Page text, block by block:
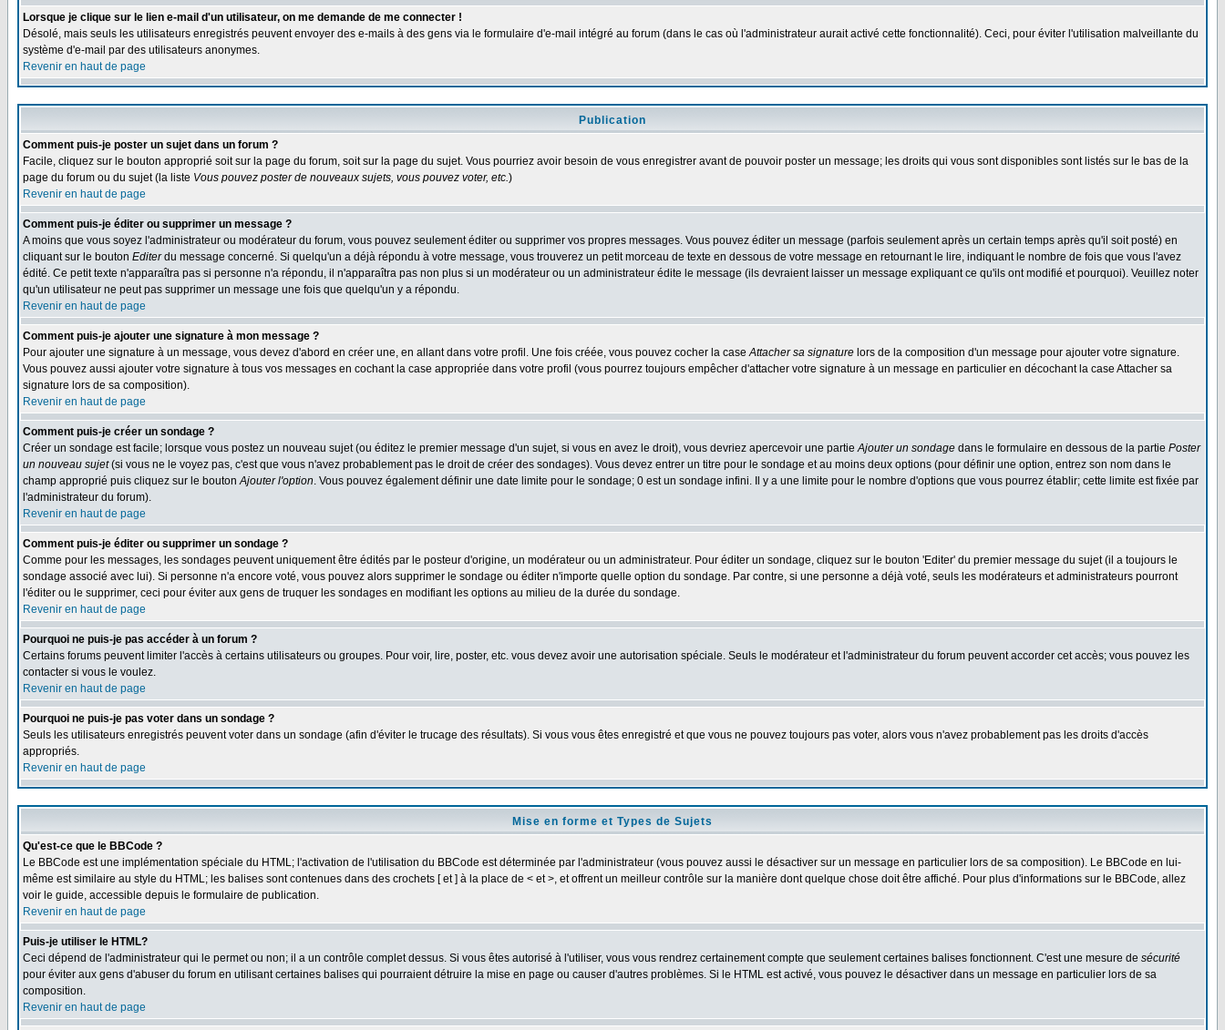
Lorsque je clique sur le lien e-mail d'un utilisateur, on me demande de me connecter !
Désolé, mais seuls les utilisateurs enregistrés peuvent envoyer des e-mails à des gens via le formulaire d'e-mail intégré au forum (dans le cas où l'administrateur aurait activé cette fonctionnalité). Ceci, pour éviter l'utilisation malveillante du
système d'e-mail par des utilisateurs anonymes.
Revenir en haut de page
Publication
Comment puis-je poster un sujet dans un forum ?
Facile, cliquez sur le bouton approprié soit sur la page du forum, soit sur la page du sujet. Vous pourriez avoir besoin de vous enregistrer avant de pouvoir poster un message; les droits qui vous sont disponibles sont listés sur le bas de la
page du forum ou du sujet (la liste Vous pouvez poster de nouveaux sujets, vous pouvez voter, etc.)
Revenir en haut de page
Comment puis-je éditer ou supprimer un message ?
A moins que vous soyez l'administrateur ou modérateur du forum, vous pouvez seulement éditer ou supprimer vos propres messages. Vous pouvez éditer un message (parfois seulement après un certain temps après qu'il soit posté) en
cliquant sur le bouton Editerdu message concerné. Si quelqu'un a déjà répondu à votre message, vous trouverez un petit morceau de texte en dessous de votre message en retournant le lire, indiquant le nombre de fois que vous l'avez
édité. Ce petit texte n'apparaîtra pas si personne n'a répondu, il n'apparaîtra pas non plus si un modérateur ou un administrateur édite le message (ils devraient laisser un message expliquant ce qu'ils ont modifié et pourquoi). Veuillez noter
qu'un utilisateur ne peut pas supprimer un message une fois que quelqu'un y a répondu.
Revenir en haut de page
Comment puis-je ajouter une signature à mon message ?
Pour ajouter une signature à un message, vous devez d'abord en créer une, en allant dans votre profil. Une fois créée, vous pouvez cocher la caseAttacher sa signature lors de la composition d'un message pour ajouter votre signature.
Vous pouvez aussi ajouter votre signature à tous vos messages en cochant la case appropriée dans votre profil (vous pourrez toujours empêcher d'attacher votre signature à un message en particulier en décochant la case Attacher sa
signature lors de sa composition).
Revenir en haut de page
Comment puis-je créer un sondage ?
Créer un sondage est facile; lorsque vous postez un nouveau sujet (ou éditez le premier message d'un sujet, si vous en avez le droit), vous devriez apercevoir une partieAjouter un sondage dans le formulaire en dessous de la partie Poster
un nouveau sujet(si vous ne le voyez pas, c'est que vous n'avez probablement pas le droit de créer des sondages). Vous devez entrer un titre pour le sondage et au moins deux options (pour définir une option, entrez son nom dans le
champ approprié puis cliquez sur le boutonAjouter l'option. Vous pouvez également définir une date limite pour le sondage; 0 est un sondage infini. Il y a une limite pour le nombre d'options que vous pourrez établir; cette limite est fixée par
l'administrateur du forum).
Revenir en haut de page
Comment puis-je éditer ou supprimer un sondage ?
Comme pour les messages, les sondages peuvent uniquement être édités par le posteur d'origine, un modérateur ou un administrateur. Pour éditer un sondage, cliquez sur le bouton 'Editer' du premier message du sujet (il a toujours le
sondage associé avec lui). Si personne n'a encore voté, vous pouvez alors supprimer le sondage ou éditer n'importe quelle option du sondage. Par contre, si une personne a déjà voté, seuls les modérateurs et administrateurs pourront
l'éditer ou le supprimer, ceci pour éviter aux gens de truquer les sondages en modifiant les options au milieu de la durée du sondage.
Revenir en haut de page
Pourquoi ne puis-je pas accéder à un forum ?
Certains forums peuvent limiter l'accès à certains utilisateurs ou groupes. Pour voir, lire, poster, etc. vous devez avoir une autorisation spéciale. Seuls le modérateur et l'administrateur du forum peuvent accorder cet accès; vous pouvez les
contacter si vous le voulez.
Revenir en haut de page
Pourquoi ne puis-je pas voter dans un sondage ?
Seuls les utilisateurs enregistrés peuvent voter dans un sondage (afin d'éviter le trucage des résultats). Si vous vous êtes enregistré et que vous ne pouvez toujours pas voter, alors vous n'avez probablement pas les droits d'accès
appropriés.
Revenir en haut de page
Mise en forme et Types de Sujets
Qu'est-ce que le BBCode ?
Le BBCode est une implémentation spéciale du HTML; l'activation de l'utilisation du BBCode est déterminée par l'administrateur (vous pouvez aussi le désactiver sur un message en particulier lors de sa composition). Le BBCode en lui-
même est similaire au style du HTML; les balises sont contenues dans des crochets [ et ] à la place de < et >, et offrent un meilleur contrôle sur la manière dont quelque chose doit être affiché. Pour plus d'informations sur le BBCode, allez
voir le guide, accessible depuis le formulaire de publication.
Revenir en haut de page
Puis-je utiliser le HTML?
Ceci dépend de l'administrateur qui le permet ou non; il a un contrôle complet dessus. Si vous êtes autorisé à l'utiliser, vous vous rendrez certainement compte que seulement certaines balises fonctionnent. C'est une mesure de sécurité
pour éviter aux gens d'abuser du forum en utilisant certaines balises qui pourraient détruire la mise en page ou causer d'autres problèmes. Si le HTML est activé, vous pouvez le désactiver dans un message en particulier lors de sa
composition.
Revenir en haut de page